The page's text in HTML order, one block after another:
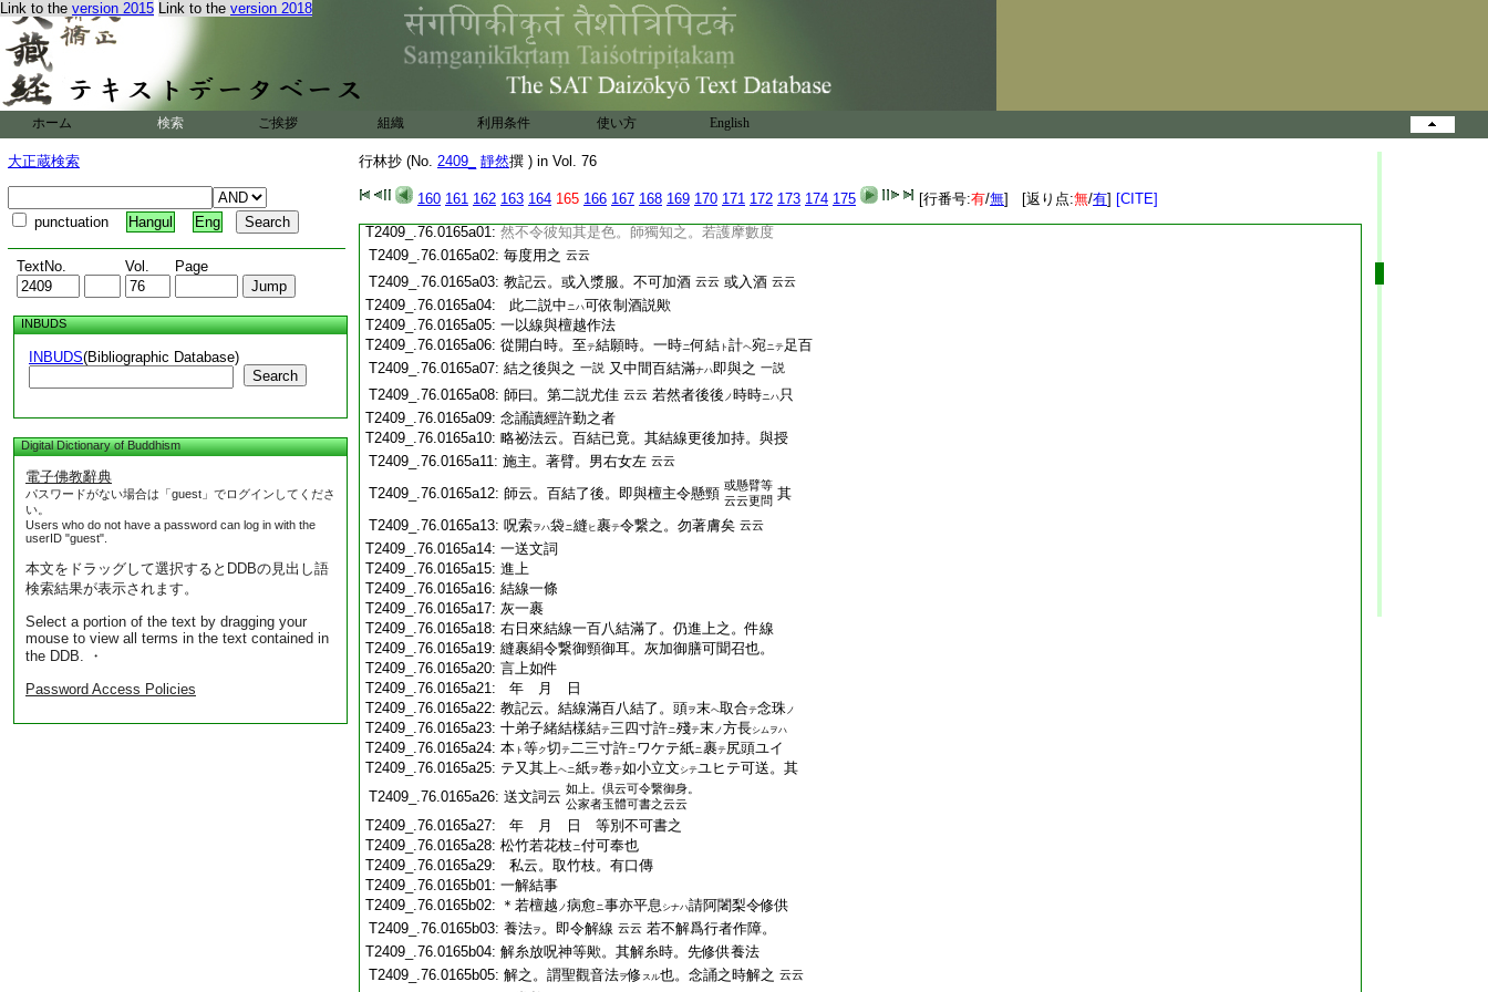
Link to the version 2015 Link to the version 2018
ホーム 検索 ご挨拶 組織 利用条件 使い方 English
大正蔵検索
punctuation Hangul Eng
TextNo. Vol. Page
INBUDS
INBUDS(Bibliographic Database)
Search
Digital Dictionary of Buddhism
電子佛教辭典
パスワードがない場合は「guest」でログインしてくださ
い。
Users who do not have a password can log in with the
userID "guest".
本文をドラッグして選択するとDDBの見出し語
検索結果が表示されます。
Select a portion of the text by dragging your
mouse to view all terms in the text contained in
the DDB. ・
Password Access Policies
行林抄 (No. 2409_ 靜然撰 ) in Vol. 76
160 161 162 163 164 165 166 167 168 169 170 171 172 173 174 175 [行番号:有/無] [返り点:無/有] [CITE]
T2409_.76.0164c21: 略祕法云。取少許灰用之 云云
T2409_.76.0164c22:師曰。毎時終取燒相應物之灰。𥹫之令服病
T2409_.76.0164c23:人。其服法者。先食前以粥漿可服之。不可以
T2409_.76.0164c24:酒令服之。若有數度修之者。毎時終之。毎早
旦可服之 云云
T2409_.76.0164c26: 古記云。以彼灰碾 之和酒。令飮病者大吉
T2409_.76.0164c28:又古記云。發遣
T2409_.76.0164c29: 之後研 2
五賢反 于灰和於漿令服。不可和酒。
T2409_.76.0165a01: 然不令彼知其是色。師獨知之。若護摩數度
T2409_.76.0165a02: 毎度用之 云云
T2409_.76.0165a03: 教記云。或入漿服。不可加酒 云云 或入酒 云云
T2409_.76.0165a04: 此二説中ニハ可依制酒説歟
T2409_.76.0165a05: 一以線與檀越作法
T2409_.76.0165a06: 從開白時。至テ結願時。一時ニ何結 ト 計ヘ宛ニテ足百
T2409_.76.0165a07: 結之後與之 一説 又中間百結滿ナハ即與之 一説
T2409_.76.0165a08: 師曰。第二説尤佳 云云 若然者後後 ノ時時ニハ只
T2409_.76.0165a09: 念誦讀經許勤之者
T2409_.76.0165a10: 略祕法云。百結已竟。其結線更後加持。與授
T2409_.76.0165a11: 施主。著臂。男右女左 云云
T2409_.76.0165a12: 師云。百結了後。即與檀主令懸頸 或懸臂等
云云更問 其
T2409_.76.0165a13: 呪索ヲハ袋ニ縫 ヒ裹テ令繋之。勿著膚矣 云云
T2409_.76.0165a14: 一送文詞
T2409_.76.0165a15: 進上
T2409_.76.0165a16: 結線一條
T2409_.76.0165a17: 灰一裹
T2409_.76.0165a18: 右日來結線一百八結滿了。仍進上之。件線
T2409_.76.0165a19: 縫裹絹令繋御頸御耳。灰加御膳可聞召也。
T2409_.76.0165a20: 言上如件
T2409_.76.0165a21:
年 月 日
T2409_.76.0165a22: 教記云。結線滿百八結了。頭ヲ末ヘ取合テ念珠ノ
T2409_.76.0165a23: 十弟子緒結樣結テ三四寸許ニ殘テ末ノ方長シムヲハ
T2409_.76.0165a24: 本 ト 等ク切テ二三寸許ニワケテ紙ニ裹テ尻頭ユイ
T2409_.76.0165a25: テ又其上ヘニ紙ヲ卷テ如小立文 シテユヒテ可送。其
T2409_.76.0165a26: 送文詞云 如上。倶云可令繋御身。
公家者玉體可書之云云
T2409_.76.0165a27:
年 月 日 等別不可書之
T2409_.76.0165a28: 松竹若花枝ニ付可奉也
T2409_.76.0165a29:
私云。取竹枝。有口傳
T2409_.76.0165b01: 一解結事
T2409_.76.0165b02: ＊若檀越 ノ病愈ニ事亦平息 シナハ請阿闍梨令修供
T2409_.76.0165b03: 養法ヲ 。即令解線 云云 若不解爲行者作障。
T2409_.76.0165b04: 解糸放呪神等歟。其解糸時。先修供養法
T2409_.76.0165b05: 解之。謂聖觀音法ヲ修 スル也。念誦之時解之 云云